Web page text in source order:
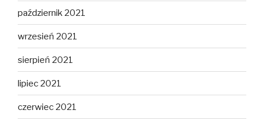
październik 2021
wrzesień 2021
sierpień 2021
lipiec 2021
czerwiec 2021